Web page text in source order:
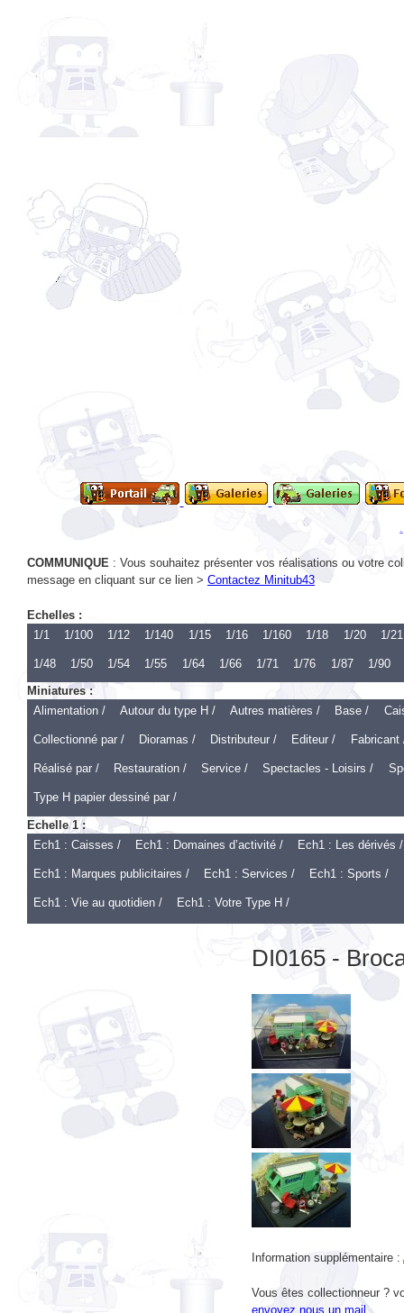
COMMUNIQUE
: Vous souhaitez présenter vos réalisations ou votre
Contactez Minitub43
Echelles :
1/1
1/48 1/50 1/54 1/55 1/64 1/66 1/71 1/76 1/87
1/90
Miniatures :
Alimentation /
Autour du type H / Autres matières / Base /
Collectionné par / Dioramas / Distributeur / Editeur / Fabricant
Réalisé par / Restauration / Service / Spectacles - Loisirs /
Type H papier dessiné par /
Echelle 1 :
Ech1 : Caisses /
Ech1 : Domaines d’activité / Ech1 : Les dérivés /
Ech1 : Marques publicitaires / Ech1 : Services / Ech1 : Sports /
Ech1 : Vie au quotidien / Ech1 : Votre Type H /
DI0165 -
Information supplémentaire :
Vous êtes collectionneur ?